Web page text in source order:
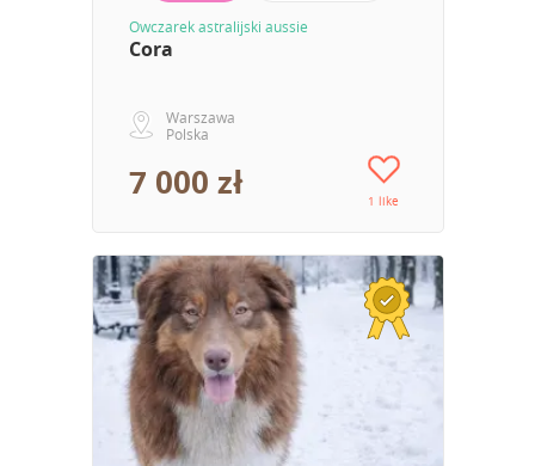
Owczarek astralijski aussie
Cora
Warszawa
Polska
7 000 zł 1 like